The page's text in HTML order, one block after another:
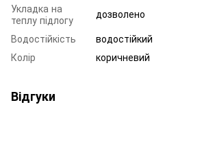
Укладка на
теплу підлогу
дозволено
Водостійкість
водостійкий
Колір
коричневий
Відгуки